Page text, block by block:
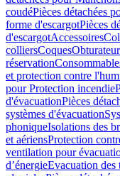
coudéPièces détachées
forme d'escargotPièces
d'escargotAccessoires
colliersCoques
réservation
et protection contre
pour Protection incendie
d'évacuationPièces
systèmes d'évacuation
phoniqueIsolations des
et aériensProtection
ventilation pour
d’énergieEvacuation des